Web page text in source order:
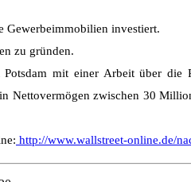
Gewerbeimmobilien investiert.
zu gründen.
mit einer Arbeit über die
Nettovermögen zwischen 30
http://www.wallstreet-online.de/